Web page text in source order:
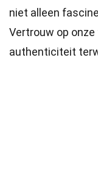
niet alleen
Vertrouw op
authenticiteit